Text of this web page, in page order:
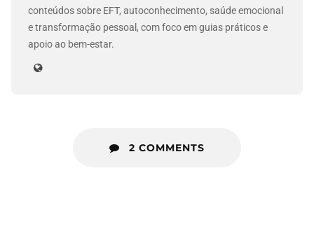
conteúdos sobre EFT, autoconhecimento, saúde emocional
e transformação pessoal, com foco em guias práticos e
apoio ao bem-estar.
2 COMMENTS